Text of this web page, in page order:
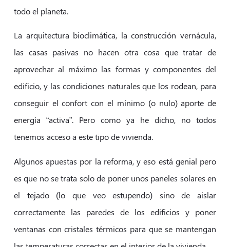
todo el planeta.
La arquitectura bioclimática, la construcción vernácula,
las casas pasivas no hacen otra cosa que tratar de
aprovechar al máximo las formas y componentes del
edificio, y las condiciones naturales que los rodean, para
conseguir el confort con el mínimo (o nulo) aporte de
energía “activa”. Pero como ya he dicho, no todos
tenemos acceso a este tipo de vivienda.
Algunos apuestas por la reforma, y eso está genial pero
es que no se trata solo de poner unos paneles solares en
el tejado (lo que veo estupendo) sino de aislar
correctamente las paredes de los edificios y poner
ventanas con cristales térmicos para que se mantengan